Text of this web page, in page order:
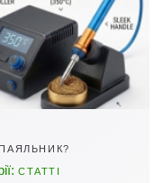
СТАТТІ